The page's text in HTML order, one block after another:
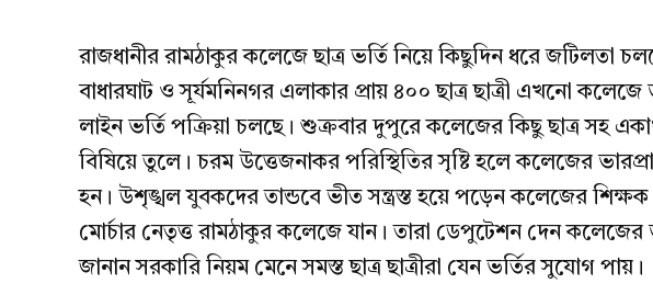
রাজধানীর রামঠাকুর কলেজে ছাত্র ভর্তি নিয়ে কিছুদিন ধরে জটিলতা
বাধারঘাট ও সূর্যমনিনগর এলাকার প্রায় ৪০০ ছাত্র ছাত্রী এখনো
লাইন ভর্তি পক্রিয়া চলছে। শুক্রবার দুপুরে কলেজের কিছু ছাত্র সহ
বিষিয়ে তুলে। চরম উত্তেজনাকর পরিস্থিতির সৃষ্টি হলে কলেজের
হন। উশৃঙ্খল যুবকদের তান্ডবে ভীত সন্ত্রস্ত হয়ে পড়েন কলেজের শিক্ষক
মোর্চার নেতৃত্ত রামঠাকুর কলেজে যান। তারা ডেপুটেশন দেন কলেজের
জানান সরকারি নিয়ম মেনে সমস্ত ছাত্র ছাত্রীরা যেন ভর্তির সুযোগ পায়।